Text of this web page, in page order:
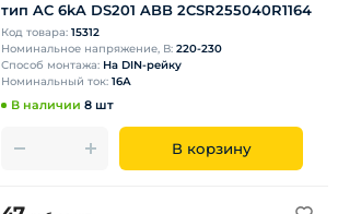
тип AC 6kA DS201 ABB 2CSR255040R1164
Код товара: 15312
Номинальное напряжение, В: 220-230
Способ монтажа: На DIN-рейку
Номинальный ток: 16А
В наличии 8 шт
В корзину